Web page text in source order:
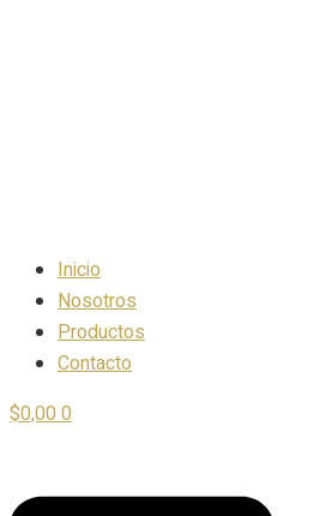
Inicio
Nosotros
Productos
Contacto
$0,000